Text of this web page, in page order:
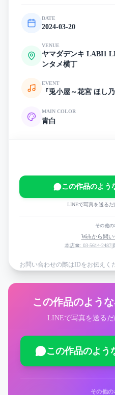
DATE
2024-03-20
VENUE
ヤマダデンキ LABI1
ンタメ横丁
EVENT
『兎小屋～花宮 ほし
MAIN COLOR
青白
この作品のよう
LINEで写真を送る
その他
Webから問
本店☎: 03-5614-2487|
お問い合わせの際はIDをお伝えく
この作品のよう
LINEで写真を送る
この作品のよう
その他